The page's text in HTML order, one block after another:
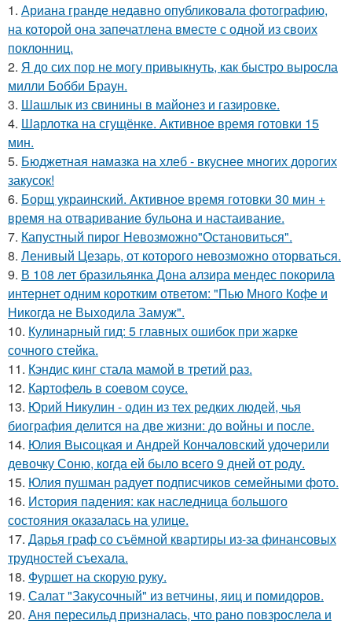
1. Ариана гранде недавно опубликовала фотографию,
на которой она запечатлена вместе с одной из своих
поклонниц.
2. Я до сих пор не могу привыкнуть, как быстро выросла
милли Бобби Браун.
3. Шашлык из свинины в майонез и газировке.
4. Шарлотка на сгущёнке. Активное время готовки 15
мин.
5. Бюджетная намазка на хлеб - вкуснее многих дорогих
закусок!
6. Борщ украинский. Активное время готовки 30 мин +
время на отваривание бульона и настаивание.
7. Капустный пирог Невозможно"Остановиться".
8. Ленивый Цезарь, от которого невозможно оторваться.
9. В 108 лет бразильянка Дона алзира мендес покорила
интернет одним коротким ответом: "Пью Много Кофе и
Никогда не Выходила Замуж".
10. Кулинарный гид: 5 главных ошибок при жарке
сочного стейка.
11. Кэндис кинг стала мамой в третий раз.
12. Картофель в соевом соусе.
13. Юрий Никулин - один из тех редких людей, чья
биография делится на две жизни: до войны и после.
14. Юлия Высоцкая и Андрей Кончаловский удочерили
девочку Соню, когда ей было всего 9 дней от роду.
15. Юлия пушман радует подписчиков семейными фото.
16. История падения: как наследница большого
состояния оказалась на улице.
17. Дарья граф со съёмной квартиры из-за финансовых
трудностей съехала.
18. Фуршет на скорую руку.
19. Салат "Закусочный" из ветчины, яиц и помидоров.
20. Аня пересильд призналась, что рано повзрослела и